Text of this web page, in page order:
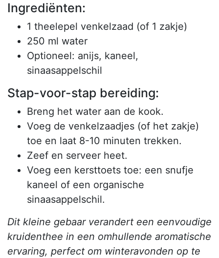
Ingrediënten:
1 theelepel venkelzaad (of 1 zakje)
250 ml water
Optioneel: anijs, kaneel,
sinaasappelschil
Stap-voor-stap bereiding:
Breng het water aan de kook.
Voeg de venkelzaadjes (of het zakje)
toe en laat 8-10 minuten trekken.
Zeef en serveer heet.
Voeg een kersttoets toe: een snufje
kaneel of een organische
sinaasappelschil.
Dit kleine gebaar verandert een eenvoudige
kruidenthee in een omhullende aromatische
ervaring, perfect om winteravonden op te